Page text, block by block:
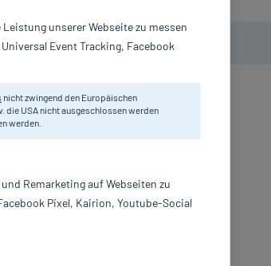
Arzneimittel.
Tropfen
PEKANA Naturheilmittel GmbH
unserer Webseite zu messen
Event Tracking, Facebook
nicht zwingend den Europäischen
die USA nicht ausgeschlossen werden
werden.
Remarketing auf Webseiten zu
Pixel, Kairion, Youtube-Social